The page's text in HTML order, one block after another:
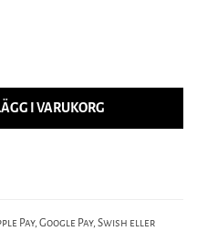
I VARUKORG
Pay, Google Pay, Swish eller